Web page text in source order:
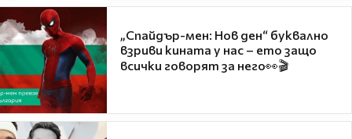
„Спайдър-мен: Нов ден“ буквално
взриви кината у нас – ето защо
всички говорят за него👀🎬